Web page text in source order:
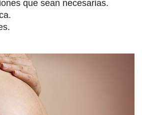
que sean necesarias.